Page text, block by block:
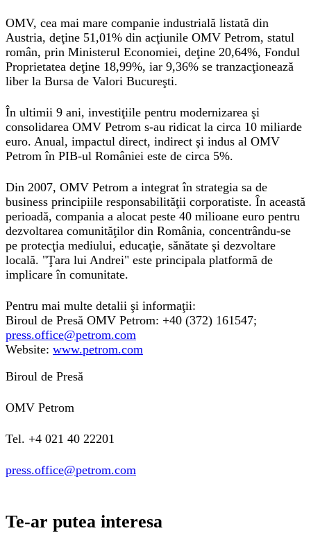
OMV, cea mai mare companie industrială listată din
Austria, deţine 51,01% din acţiunile OMV Petrom, statul
român, prin Ministerul Economiei, deţine 20,64%, Fondul
Proprietatea deţine 18,99%, iar 9,36% se tranzacţionează
liber la Bursa de Valori Bucureşti.
În ultimii 9 ani, investiţiile pentru modernizarea şi
consolidarea OMV Petrom s-au ridicat la circa 10 miliarde
euro. Anual, impactul direct, indirect şi indus al OMV
Petrom în PIB-ul României este de circa 5%.
Din 2007, OMV Petrom a integrat în strategia sa de
business principiile responsabilităţii corporatiste. În această
perioadă, compania a alocat peste 40 milioane euro pentru
dezvoltarea comunităţilor din România, concentrându-se
pe protecţia mediului, educaţie, sănătate şi dezvoltare
locală. "Ţara lui Andrei" este principala platformă de
implicare în comunitate.
Pentru mai multe detalii şi informaţii:
Biroul de Presă OMV Petrom: +40 (372) 161547;
press.office@petrom.com
Website: www.petrom.com
Biroul de Presă
OMV Petrom
Tel. +4 021 40 22201
press.office@petrom.com
Te-ar putea interesa